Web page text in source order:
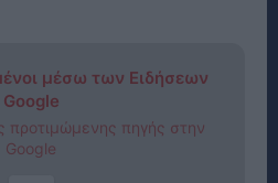
μέσω των Ειδήσεων
Google
πηγής στην
Google